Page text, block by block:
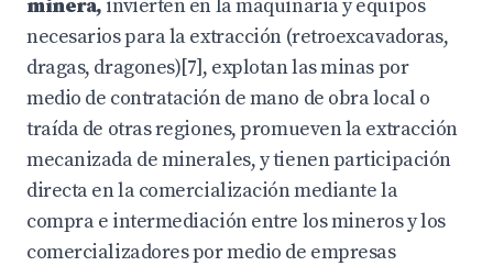
minera, invierten en la maquinaria y equipos
necesarios para la extracción (retroexcavadoras,
dragas, dragones)[7], explotan las minas por
medio de contratación de mano de obra local o
traída de otras regiones, promueven la extracción
mecanizada de minerales, y tienen participación
directa en la comercialización mediante la
compra e intermediación entre los mineros y los
comercializadores por medio de empresas